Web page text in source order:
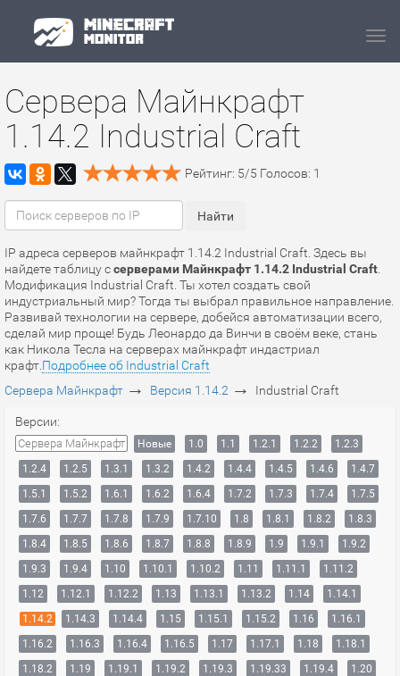
Сервера Майнкрафт
1.14.2 Industrial Craft
Рейтинг: 5/5 Голосов: 1
IP адреса серверов майнкрафт 1.14.2 Industrial Craft. Здесь вы
найдете таблицу ссерверами Майнкрафт 1.14.2 Industrial Craft
Модификация Industrial Craft. Ты хотел создать свой
индустриальный мир? Тогда ты выбрал правильное направление.
Развивай технологии на сервере, добейся автоматизации всего,
сделай мир проще! Будь Леонардо да Винчи в своём веке, стань
как Никола Тесла на серверах майнкрафт индастриал
крафт. Подробнее об Industrial Craft
Сервера Майнкрафт → Версия 1.14.2 → Industrial Craft
Версии:
Сервера Майнкрафт Новые 1.0 1.1 1.2.1 1.2.2
1.2.3
1.2.4
1.2.5 1.3.1 1.3.2 1.4.2 1.4.4 1.4.5 1.4.6
1.4.7
1.5.1
1.5.2 1.6.1 1.6.2 1.6.4 1.7.2 1.7.3 1.7.4
1.7.5
1.7.6
1.7.7 1.7.8 1.7.9 1.7.10 1.8 1.8.1 1.8.2
1.8.3
1.8.4
1.8.5 1.8.6 1.8.7 1.8.8 1.8.9 1.9 1.9.1
1.9.2
1.9.3
1.9.4 1.10 1.10.1 1.10.2 1.11 1.11.1
1.11.2
1.12
1.12.1 1.12.2 1.13 1.13.1 1.13.2 1.14
1.14.1
1.14.2
1.14.3 1.14.4 1.15 1.15.1 1.15.2 1.16
1.16.1
1.16.2
1.16.3 1.16.4 1.16.5 1.17 1.17.1 1.18
1.18.1
1.18.2
1.19 1.19.1 1.19.2 1.19.3 1.19.33 1.19.4
1.20